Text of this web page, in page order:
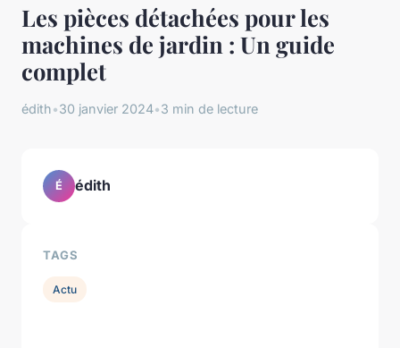
Les pièces détachées pour les
machines de jardin : Un guide
complet
édith•30 janvier 2024•3 min de lecture
É édith
TAGS
Actu